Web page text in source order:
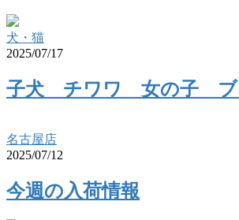
犬・猫
2025/07/17
子犬 チワワ 女の子 ブ
名古屋店
2025/07/12
今週の入荷情報